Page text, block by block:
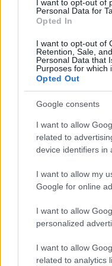
I want to opt-out of
Personal Data for
Opted In
I want to opt-out of
Retention, Sale,
Personal Data that
Purposes for which
Opted Out
Google consents
I want to allow
related to
device identifiers in
I want to allow my
Google for online
I want to allow
personalized
I want to allow
related to analytics
történetet, akkor a
megmaradnia, a
folyamat, amit együtt
- Ha a színházban a
másodpercre
történetbe. Igaz ez a
Dvorák Gábor:
Itt
játékokhoz a néző
van. Viszont ha
kapcsolat bármelyik
lehet. Amikor
asszociál. Ha a
Nem hiszek az
kifejezés, a
levegőt, egyszerre